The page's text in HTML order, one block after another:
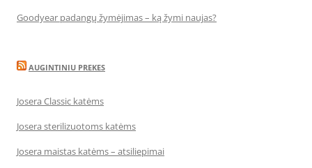
Goodyear padangų žymėjimas – ką žymi naujas?
AUGINTINIU PREKES
Josera Classic katėms
Josera sterilizuotoms katėms
Josera maistas katėms – atsiliepimai